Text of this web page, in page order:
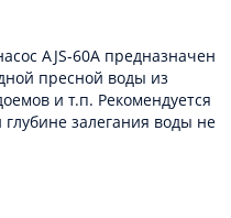
AJS-60A предназначен
пресной воды из
и т.п. Рекомендуется
залегания воды не